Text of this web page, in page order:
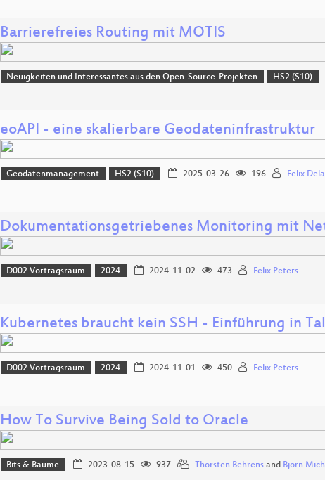
Barrierefreies Routing mit MOTIS
Neuigkeiten und Interessantes aus den Open-Source-Projekten HS2 (S10)
eoAPI - eine skalierbare Geodateninfrastruktur
Geodatenmanagement HS2 (S10) 2025-03-26 196 Felix
Dokumentationsgetriebenes Monitoring mit
D002 Vortragsraum 2024 2024-11-02 473 Felix Peters
Kubernetes braucht kein SSH - Einführung in
D002 Vortragsraum 2024 2024-11-01 450 Felix Peters
How To Survive Being Sold to Oracle
Bits & Bäume 2023-08-15 937 Thorsten Behrensand Björn